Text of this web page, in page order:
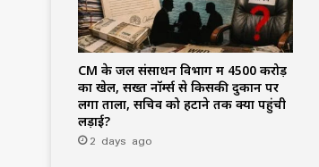
CM के जल संसाधन विभाग में ₹4500 करोड़
का खेल, सख्त नॉर्म्स से किसकी दुकान पर
लगा ताला, सचिव को हटाने तक क्यों पहुंची
लड़ाई?
2 days ago